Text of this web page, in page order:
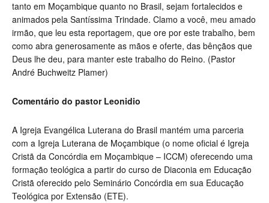
tanto em Moçambique quanto no Brasil, sejam fortalecidos e
animados pela Santíssima Trindade. Clamo a você, meu amado
irmão, que leu esta reportagem, que ore por este trabalho, bem
como abra generosamente as mãos e oferte, das bênçãos que
Deus lhe deu, para manter este trabalho do Reino. (Pastor
André Buchweitz Plamer)
Comentário do pastor Leonidio
A Igreja Evangélica Luterana do Brasil mantém uma parceria
com a Igreja Luterana de Moçambique (o nome oficial é Igreja
Cristã da Concórdia em Moçambique – ICCM) oferecendo uma
formação teológica a partir do curso de Diaconia em Educação
Cristã oferecido pelo Seminário Concórdia em sua Educação
Teológica por Extensão (ETE).